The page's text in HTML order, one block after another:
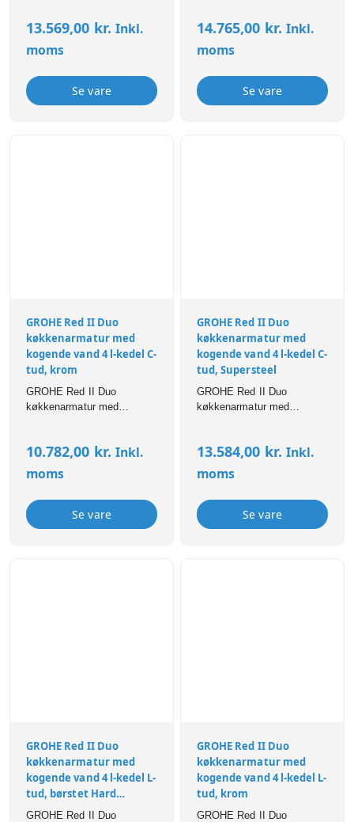
Designarmatur der giver
både klassiske og moderne
køkkener. Brushed Graphite
Grey (PVD) overflade. Den
særlige PVD-belægning
13.569,00 kr. Inkl.
moms
Se vare
14.765,00 kr. Inkl.
moms
Se vare
GROHE Red II Duo
køkkenarmatur med
kogende vand 4 l-kedel C-
tud, krom
GROHE Red II Duo
køkkenarmatur med
10.782,00 kr. Inkl.
moms
Se vare
GROHE Red II Duo
køkkenarmatur med
kogende vand 4 l-kedel C-
tud, Supersteel
GROHE Red II Duo
køkkenarmatur med
13.584,00 kr. Inkl.
moms
Se vare
GROHE Red II Duo
køkkenarmatur med
kogende vand 4 l-kedel L-
tud, børstet Hard
Graphite
GROHE Red II Duo
GROHE Red II Duo
køkkenarmatur med
kogende vand 4 l-kedel L-
tud, krom
GROHE Red II Duo